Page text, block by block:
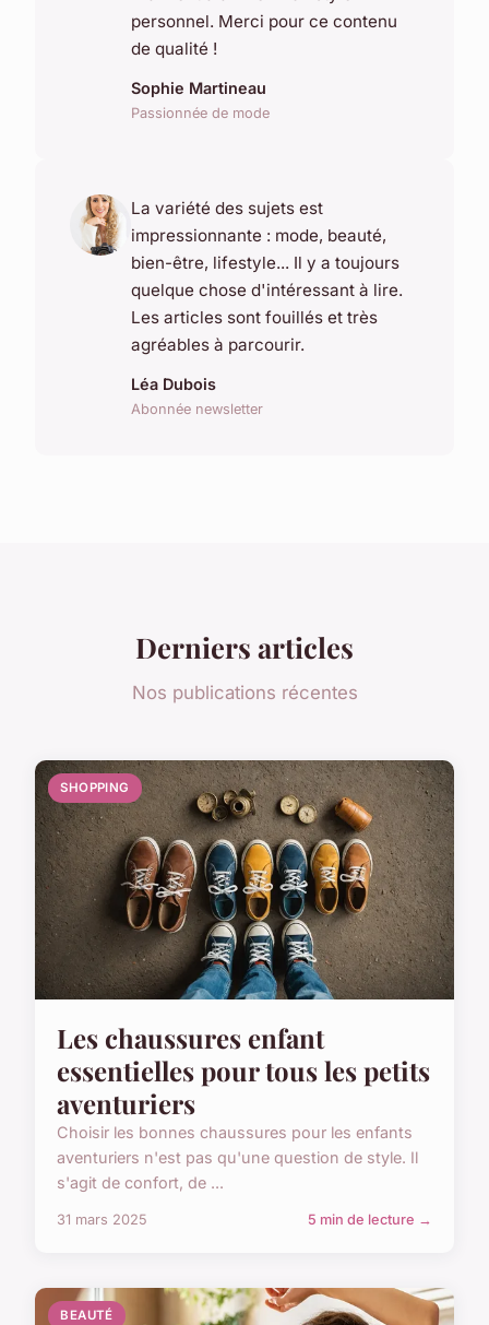
personnel. Merci pour ce contenu
de qualité !
Sophie Martineau
Passionnée de mode
La variété des sujets est
impressionnante : mode, beauté,
bien-être, lifestyle... Il y a toujours
quelque chose d'intéressant à lire.
Les articles sont fouillés et très
agréables à parcourir.
Léa Dubois
Abonnée newsletter
Derniers articles
Nos publications récentes
SHOPPING
Les chaussures enfant
essentielles pour tous les petits
aventuriers
Choisir les bonnes chaussures pour les enfants
aventuriers n'est pas qu'une question de style. Il
s'agit de confort, de ...
31 mars 2025 5 min de lecture →
BEAUTÉ